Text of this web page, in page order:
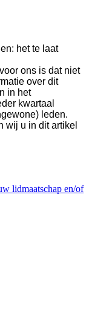
het te laat
ons is dat niet
over dit
in het
kwartaal
leden.
wij u in dit artikel
lidmaatschap en/of